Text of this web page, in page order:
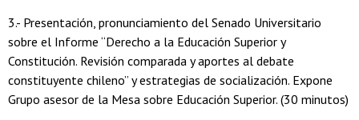
3.- Presentación, pronunciamiento del Senado Universitario
sobre el Informe “Derecho a la Educación Superior y
Constitución. Revisión comparada y aportes al debate
constituyente chileno” y estrategias de socialización. Expone
Grupo asesor de la Mesa sobre Educación Superior. (30 minutos)